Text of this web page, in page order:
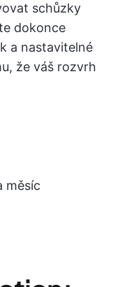
schůzky
dokonce
a nastavitelné
že váš rozvrh
měsíc